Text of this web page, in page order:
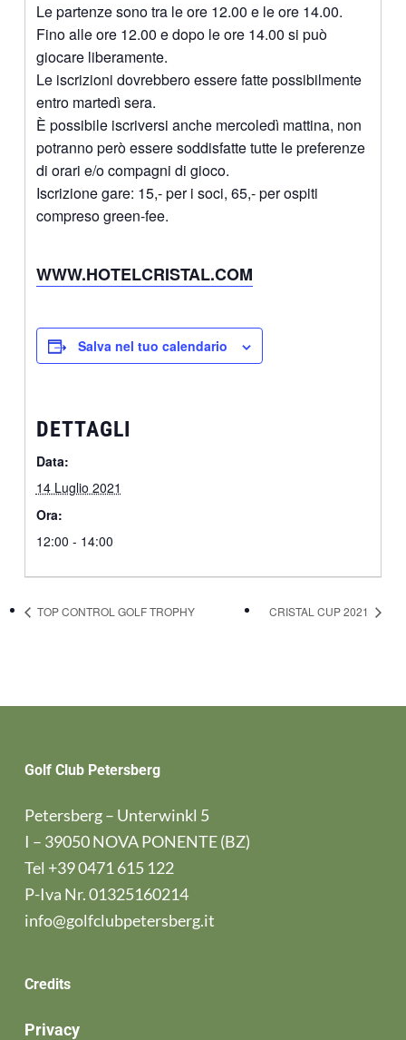
Le partenze sono tra le ore 12.00 e le ore 14.00.
Fino alle ore 12.00 e dopo le ore 14.00 si può
giocare liberamente.
Le iscrizioni dovrebbero essere fatte possibilmente
entro martedì sera.
È possibile iscriversi anche mercoledì mattina, non
potranno però essere soddisfatte tutte le preferenze
di orari e/o compagni di gioco.
Iscrizione gare: 15,- per i soci, 65,- per ospiti
compreso green-fee.
WWW.HOTELCRISTAL.COM
Salva nel tuo calendario
DETTAGLI
Data:
14 Luglio 2021
Ora:
12:00 - 14:00
TOP CONTROL GOLF TROPHY CRISTAL CUP 2021
Golf Club Petersberg
Petersberg – Unterwinkl 5
I – 39050 NOVA PONENTE (BZ)
Tel +39 0471 615 122
P-Iva Nr. 01325160214
info@golfclubpetersberg.it
Credits
Privacy